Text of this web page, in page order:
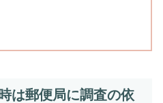
は郵便局に調査の依